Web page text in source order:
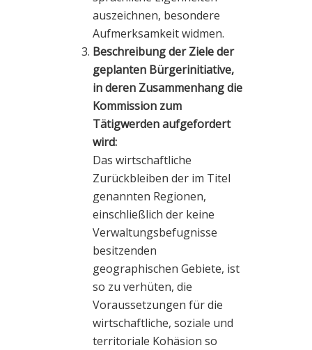
auszeichnen, besondere
Aufmerksamkeit widmen.
Beschreibung der Ziele der
geplanten Bürgerinitiative,
in deren Zusammenhang die
Kommission zum
Tätigwerden aufgefordert
wird:
Das wirtschaftliche
Zurückbleiben der im Titel
genannten Regionen,
einschließlich der keine
Verwaltungsbefugnisse
besitzenden
geographischen Gebiete, ist
so zu verhüten, die
Voraussetzungen für die
wirtschaftliche, soziale und
territoriale Kohäsion so